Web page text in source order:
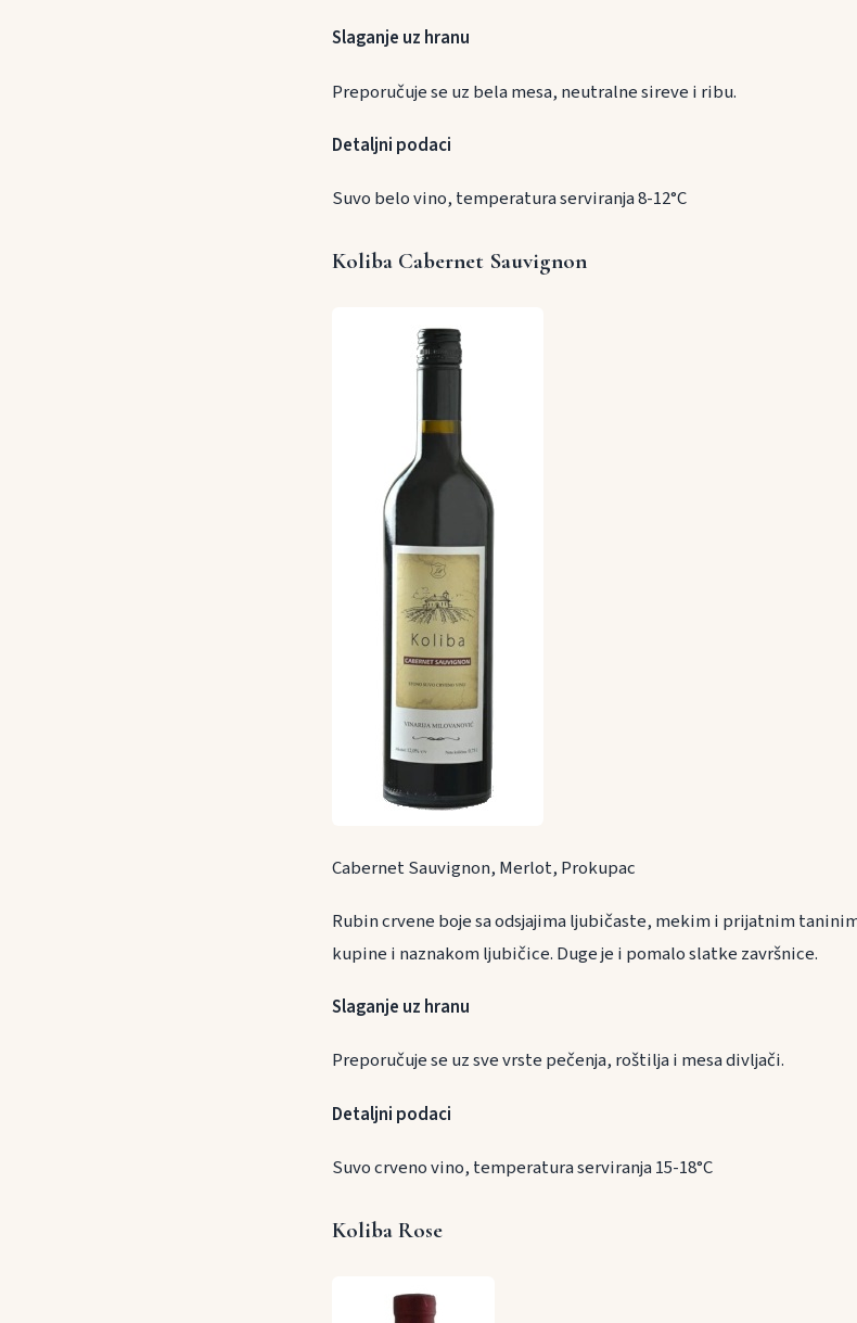
Slaganje uz hranu
Preporučuje se uz bela mesa, neutralne sireve i ribu.
Detaljni podaci
Suvo belo vino, temperatura serviranja 8-12°C
Koliba Cabernet Sauvignon
Cabernet Sauvignon, Merlot, Prokupac
Rubin crvene boje sa odsjajima ljubičaste, mekim i prijatnim
kupine i naznakom ljubičice. Duge je i pomalo slatke završnice.
Slaganje uz hranu
Preporučuje se uz sve vrste pečenja, roštilja i mesa divljači.
Detaljni podaci
Suvo crveno vino, temperatura serviranja 15-18°C
Koliba Rose